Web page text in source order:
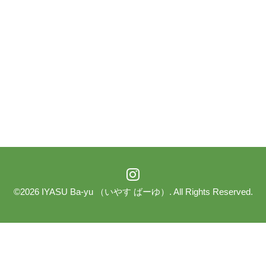
©2026 IYASU Ba-yu （いやす ばーゆ） . All Rights Reserved.